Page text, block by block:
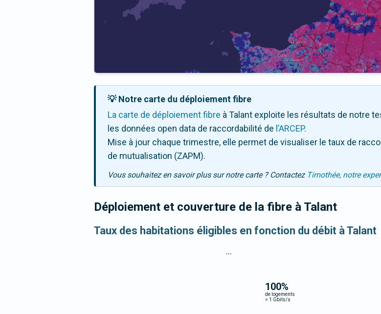
💡 Notre carte du déploiement fibre
La carte de déploiement fibre à Talant exploite les résultats de notre
les données open data de raccordabilité de l’ARCEP.
Mise à jour chaque trimestre, elle permet de visualiser le taux de
de mutualisation (ZAPM).
Vous souhaitez en savoir plus sur notre carte ? Contactez Timothée, notre
Déploiement et couverture de la fibre à Talant
Taux des habitations éligibles en fonction du débit à Talant
100%
de logements
> 1 Gbits/s
...